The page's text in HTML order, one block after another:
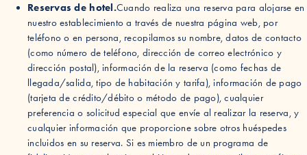
Reservas de hotel.Cuando realiza una reserva para alojarse en
nuestro establecimiento a través de nuestra página web, por
teléfono o en persona, recopilamos su nombre, datos de contacto
(como número de teléfono, dirección de correo electrónico y
dirección postal), información de la reserva (como fechas de
llegada/salida, tipo de habitación y tarifa), información de pago
(tarjeta de crédito/débito o método de pago), cualquier
preferencia o solicitud especial que envíe al realizar la reserva, y
cualquier información que proporcione sobre otros huéspedes
incluidos en su reserva. Si es miembro de un programa de